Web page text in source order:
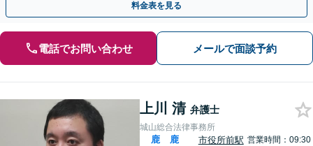
料金表を見る
電話でお問い合わせ メールで面談予約
上川 清 弁護士
城山総合法律事務所
鹿
鹿
市役所前駅 営業時間：09:30